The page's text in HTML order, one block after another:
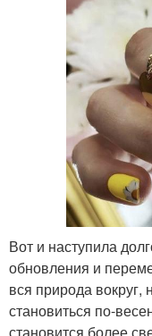
Вот и наступила
обновления и
вся природа вокруг,
становиться по-
становится более